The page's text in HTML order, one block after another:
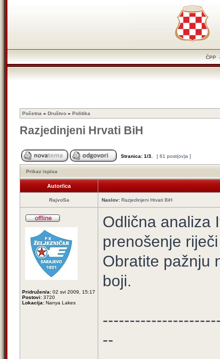
ČPP
Početna » Društvo » Politika
Razjedinjeni Hrvati BiH
Stranica: 1/3 [ 61 post(ov)a ]
Prikaz ispisa
Autor/ica
RajvoSa Naslov: Razjedinjeni Hrvati BiH
Pridružen/a: 02 svi 2009, 15:17
Postovi: 3720
Lokacija: Nanya Lakes
Odlična analiza
prenošenje
Obratite pažnju
boji.
--